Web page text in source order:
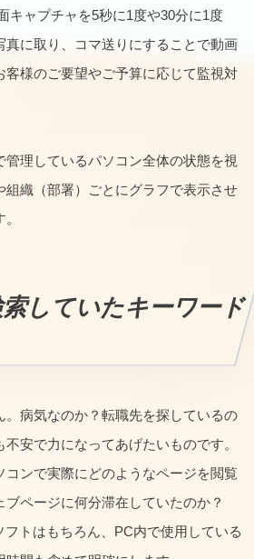
キャプチャを5秒に1度や30分に1度
真に取り、コマ送りにすることで動画
客様のご要望やご予算に応じて監視対
管理しているパソコン全体の状態を視
組織（部署）ごとにグラフで表示させ
していたキーワード
。病気なのか？転職先を探しているの
安で力になってあげたいものです。
コンで実際にどのようなページを閲覧
ブページに何分滞在していたのか？
トはもちろん、PC内で使用している